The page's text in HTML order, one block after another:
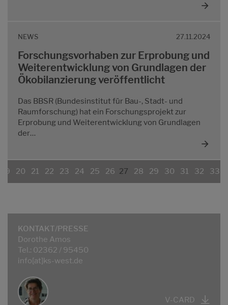
NEWS 27.11.2024
Forschungsvorhaben zur Erprobung und
Weiterentwicklung von Grundlagen der
Ökobilanzierung veröffentlicht
Das BBSR (Bundesinstitut für Bau-, Stadt- und
Raumforschung) hat ein Forschungsprojekt zur
Erprobung und Weiterentwicklung von Grundlagen
der…
19 20 21 22 23 24 25 26 27 28 29 30 31 32 33
KONTAKT/PRESSE
Dorothe Amos
Tel.: 02362 / 95450
info[at]ks-west.de
V-CARD